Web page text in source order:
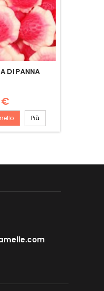
DI PANNA
€
Più